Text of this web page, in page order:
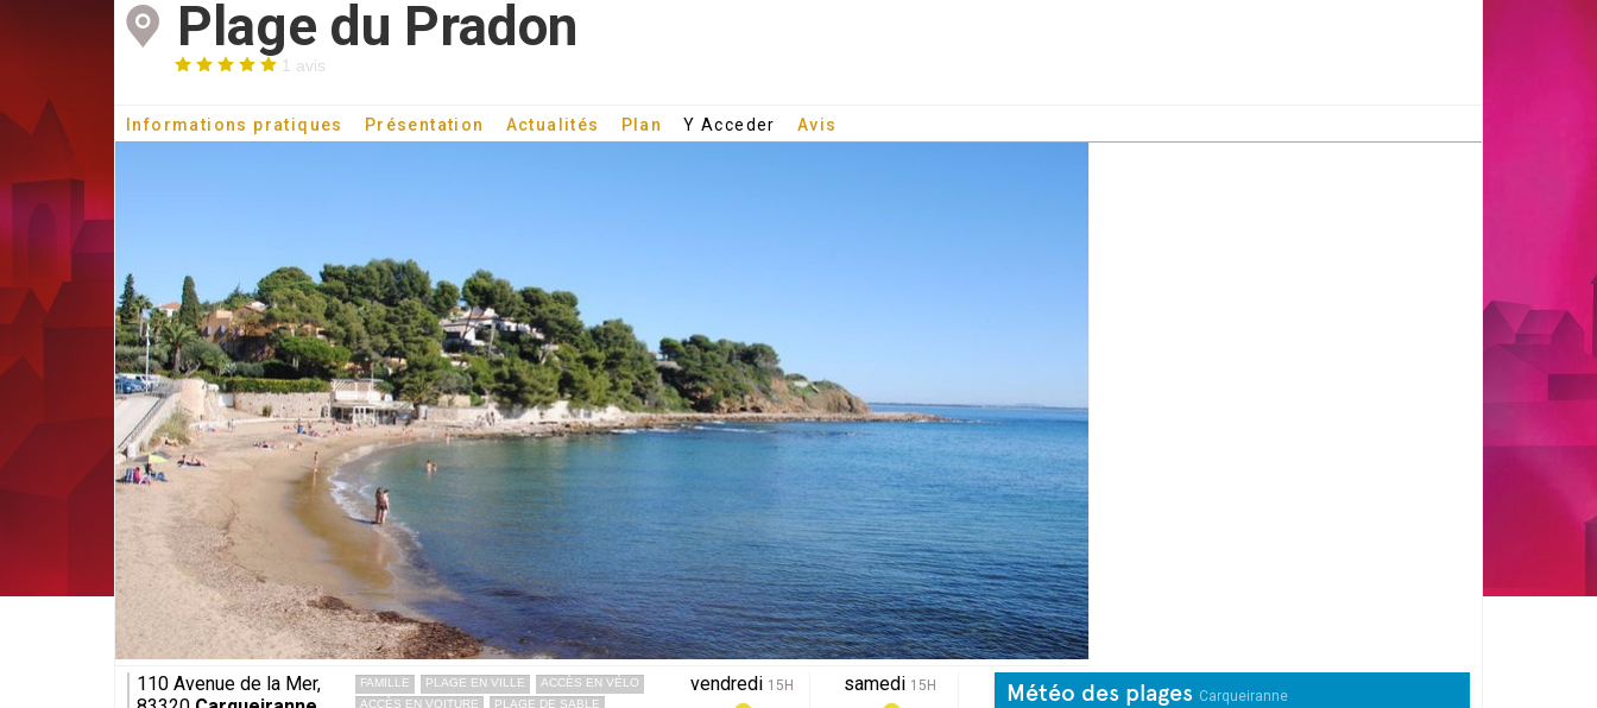
Plage du Pradon
1 avis
Informations pratiques Présentation Actualités Plan Y Acceder Avis
110 Avenue de la Mer,
FAMILLE PLAGE EN VILLE
ACCÈS EN VÉLO
ACCÈS EN VOITURE
PLAGE DE SABLE
vendredi 15H samedi 15H Météo des plages Carqueiranne